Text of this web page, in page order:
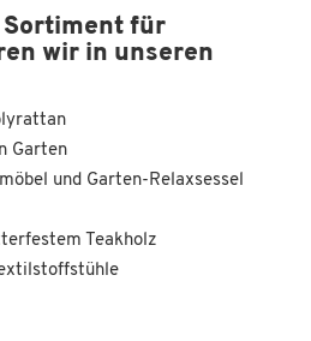
Sortiment für
wir in unseren
Garten
und Garten-Relaxsessel
Teakholz